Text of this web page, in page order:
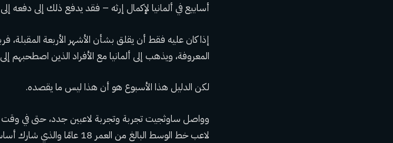
أسابيع في ألمانيا لإكمال إرثه – فقد يدفع ذلك إلى دفعه
إذا كان عليه فقط أن يقلق بشأن الأشهر الأربعة المقبلة،
المعروفة، ويذهب إلى ألمانيا مع الأفراد الذين اصطحبهم
لكن الدليل هذا الأسبوع هو أن هذا ليس ما يقصده.
وواصل ساوثجيت تجربة وتجربة لاعبين جدد، حتى في وقت
لاعب خط الوسط البالغ من